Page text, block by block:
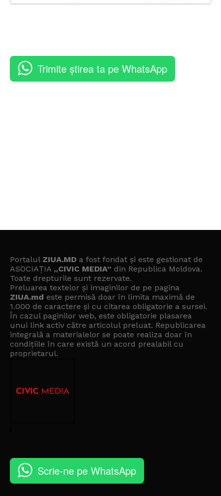
Trimite știrea ta pe WhatsApp
Portalul ZIUA.MD a fost fondat și este gestionat de
ASOCIAȚIA „CIVIC MEDIA” din Republica Moldova.
Toate drepturile sunt rezervate.
Preluarea textelor și imaginilor de pe pagina
ZIUA.md este permisă doar în limita maximă de
1.000 de caractere și cu citarea obligatorie a sursei.
În cazul paginilor web, este obligatorie plasarea
unui link activ către articolul preluat. Republicarea
integrală a materialelor se poate realiza doar în
condițiile în care există un acord prealabil cu
proprietarul.
Scrie-ne pe WhatsApp